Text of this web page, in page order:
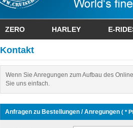
ZERO HARLEY E-
Kontakt
Wenn Sie Anregungen zum Aufbau des
Sie uns einfach.
Anfragen zu Bestellungen / Anregungen ( *